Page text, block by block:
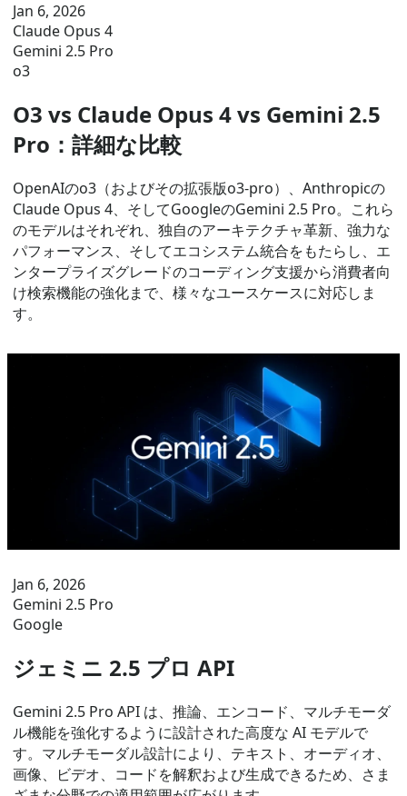
Jan 6, 2026
Claude Opus 4
Gemini 2.5 Pro
o3
O3 vs Claude Opus 4 vs Gemini 2.5
Pro：詳細な比較
OpenAIのo3（およびその拡張版o3-pro）、Anthropicの
Claude Opus 4、そしてGoogleのGemini 2.5 Pro。これら
のモデルはそれぞれ、独自のアーキテクチャ革新、強力な
パフォーマンス、そしてエコシステム統合をもたらし、エ
ンタープライズグレードのコーディング支援から消費者向
け検索機能の強化まで、様々なユースケースに対応しま
す。
Jan 6, 2026
Gemini 2.5 Pro
Google
ジェミニ 2.5 プロ API
Gemini 2.5 Pro API は、推論、エンコード、マルチモーダ
ル機能を強化するように設計された高度な AI モデルで
す。マルチモーダル設計により、テキスト、オーディオ、
画像、ビデオ、コードを解釈および生成できるため、さま